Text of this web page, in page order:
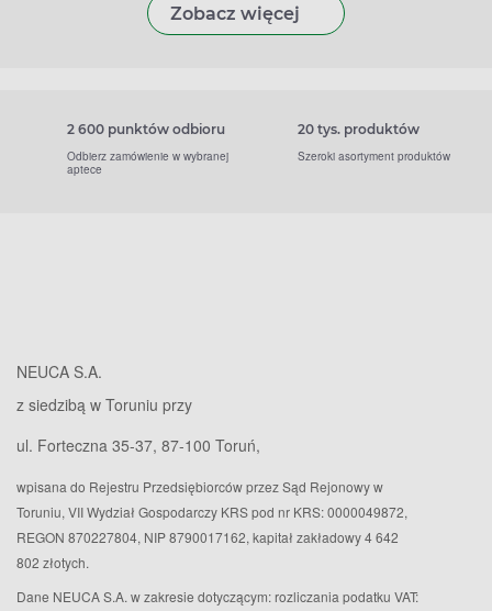
Zobacz więcej
2 600 punktów odbioru
Odbierz zamówienie w wybranej
aptece
20 tys. produktów
Szeroki asortyment produktów
NEUCA S.A.
z siedzibą w Toruniu przy
ul. Forteczna 35-37, 87-100 Toruń,
wpisana do Rejestru Przedsiębiorców przez Sąd Rejonowy w
Toruniu, VII Wydział Gospodarczy KRS pod nr KRS: 0000049872,
REGON 870227804, NIP 8790017162, kapitał zakładowy 4 642
802 złotych.
Dane NEUCA S.A. w zakresie dotyczącym: rozliczania podatku VAT: